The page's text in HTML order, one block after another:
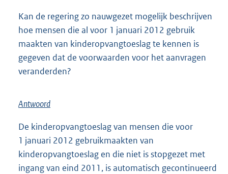
Kan de regering zo nauwgezet mogelijk beschrijven
hoe mensen die al voor 1 januari 2012 gebruik
maakten van kinderopvangtoeslag te kennen is
gegeven dat de voorwaarden voor het aanvragen
veranderden?
Antwoord
De kinderopvangtoeslag van mensen die voor
1 januari 2012 gebruikmaakten van
kinderopvangtoeslag en die niet is stopgezet met
ingang van eind 2011, is automatisch gecontinueerd